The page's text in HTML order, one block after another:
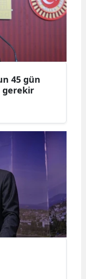
45 gün
gerekir